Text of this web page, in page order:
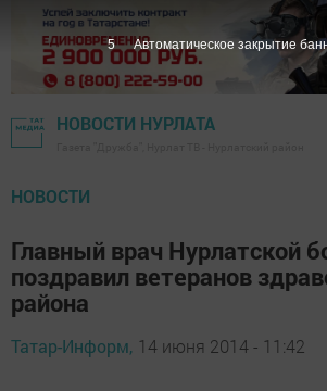
НОВОСТИ НУРЛАТА
НОВОСТИ
Главный врач Нурлатской
поздравил ветеранов
района
Татар-Информ, 14 июня 2014 - 11:42
5 Автоматическое закрытие